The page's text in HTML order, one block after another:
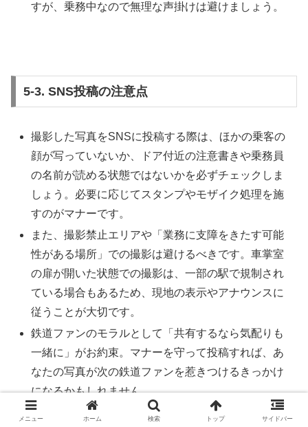
すが、乗務中なので無理な声掛けは避けましょう。
5-3. SNS投稿の注意点
撮影した写真をSNSに投稿する際は、ほかの乗客の
顔が写っていないか、ドア付近の注意書きや乗務員
の名前が読める状態ではないかを必ずチェックしま
しょう。必要に応じてスタンプやモザイク処理を施
すのがマナーです。
また、撮影禁止エリアや「業務に支障をきたす可能
性がある場所」での撮影は避けるべきです。車掌室
の扉が開いた状態での撮影は、一部の駅で規制され
ている場合もあるため、現地の表示やアナウンスに
従うことが大切です。
鉄道ファンのモラルとして「共有するなら気配りも
一緒に」がお約束。マナーを守って投稿すれば、あ
なたの写真が次の鉄道ファンを惹きつけるきっかけ
になるかもしれません。
メニュー ホーム 検索 トップ サイドバー